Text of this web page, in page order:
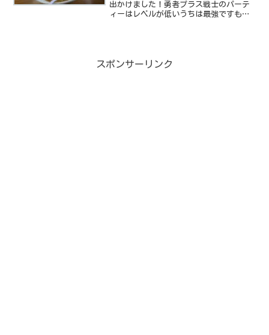
出かけました！勇者プラス戦士のパーテ
ィーはレベルが低いうちは最強ですもん
スポンサーリンク